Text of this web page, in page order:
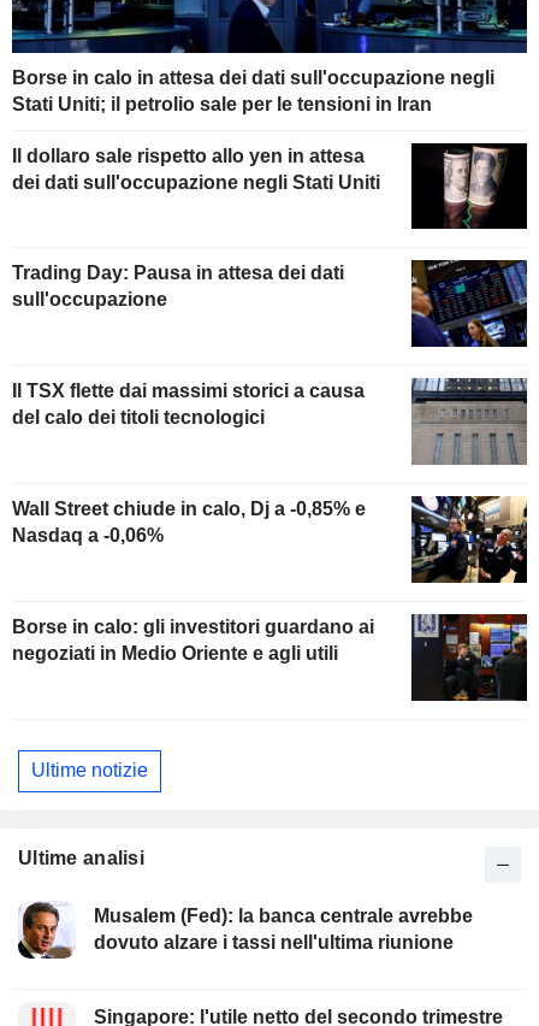
Borse in calo in attesa dei dati sull'occupazione negli
Stati Uniti; il petrolio sale per le tensioni in Iran
Il dollaro sale rispetto allo yen in attesa
dei dati sull'occupazione negli Stati Uniti
Trading Day: Pausa in attesa dei dati
sull'occupazione
Il TSX flette dai massimi storici a causa
del calo dei titoli tecnologici
Wall Street chiude in calo, Dj a -0,85% e
Nasdaq a -0,06%
Borse in calo: gli investitori guardano ai
negoziati in Medio Oriente e agli utili
Ultime notizie
Ultime analisi
Musalem (Fed): la banca centrale avrebbe
dovuto alzare i tassi nell'ultima riunione
Singapore: l'utile netto del secondo trimestre